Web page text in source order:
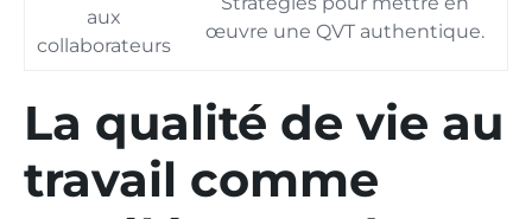
aux
collaborateurs
œuvre une QVT authentique.
La qualité de vie au
travail comme